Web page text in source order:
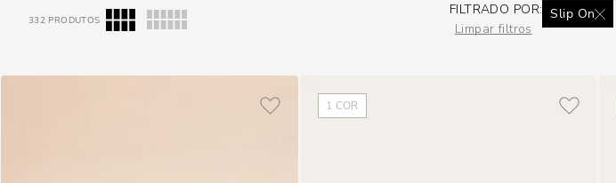
332 PRODUTOS
FILTRADO POR:
Limpar filtros
Slip On
1 COR